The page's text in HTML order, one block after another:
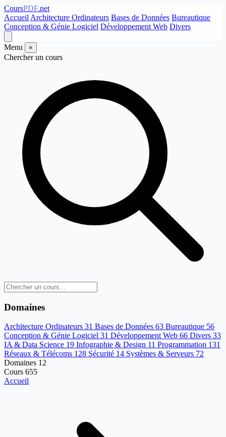
CoursPDF.net
Accueil Architecture Ordinateurs Bases de Données Bureautique
Conception & Génie Logiciel Développement Web Divers
Menu ×
Chercher un cours
Domaines
Architecture Ordinateurs 31 Bases de Données 63 Bureautique 56
Conception & Génie Logiciel 31 Développement Web 66 Divers 33
IA & Data Science 19 Infographie & Design 11 Programmation 131
Réseaux & Télécoms 128 Sécurité 14 Systèmes & Serveurs 72
Domaines 12
Cours 655
Accueil